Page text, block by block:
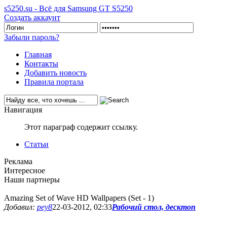
s5250.su - Всё для Samsung GT S5250
Создать аккаунт
Забыли пароль?
Главная
Контакты
Добавить новость
Правила портала
Навигация
Этот параграф содержит ссылку.
Статьи
Реклама
Интересное
Наши партнеры
Amazing Set of Wave HD Wallpapers (Set - 1)
Добавил: pey822-03-2012, 02:33Рабочий стол, десктоп